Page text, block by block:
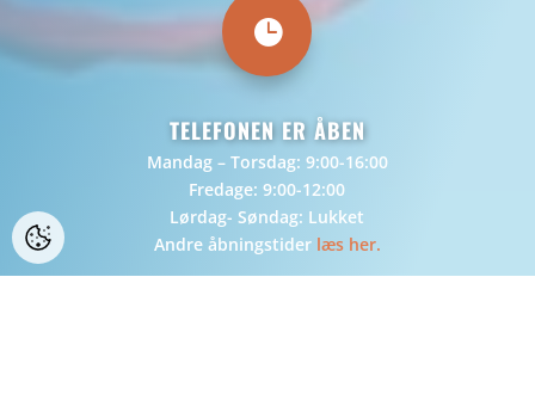

TELEFONEN ER ÅBEN
Mandag – Torsdag: 9:00-16:00
Fredage: 9:00-12:00
Lørdag- Søndag: Lukket
Andre åbningstider læs her.